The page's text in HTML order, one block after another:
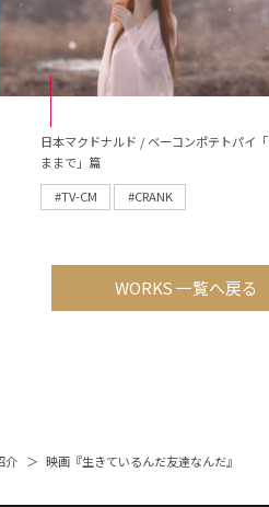
日本マクドナルド / ベーコンポテトパイ
ままで」篇
#TV-CM
#CRANK
WORKS 一覧へ戻る
介 映画『生きているんだ友達なんだ』